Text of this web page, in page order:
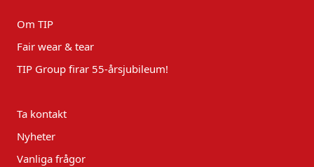
Om TIP
Fair wear & tear
TIP Group firar 55-årsjubileum!
Ta kontakt
Nyheter
Vanliga frågor